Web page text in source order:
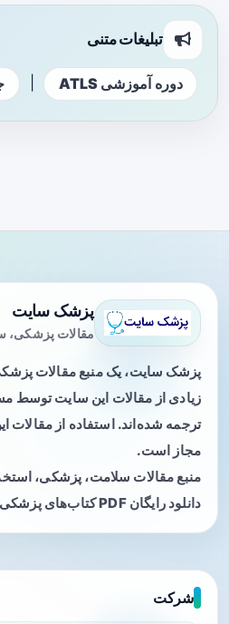
تبلیغات متنی
دوره آموزشی ATLS
پزشک سایت
مقالات پزشکی،
پزشک سایت، یک منبع مقالات
زیادی از مقالات این سایت توسط
ترجمه شده‌اند. استفاده از مقالات
مجاز است.
منبع مقالات سلامت، پزشکی،
دانلود رایگان PDF کتاب‌های پزشکی.
شرکت